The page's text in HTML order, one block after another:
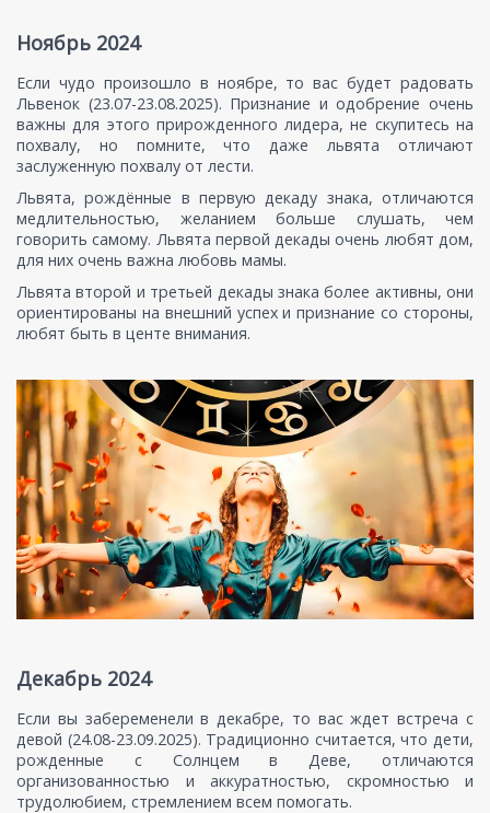
Ноябрь 2024
Если чудо произошло в ноябре, то вас будет радовать
Львенок (23.07-23.08.2025). Признание и одобрение очень
важны для этого прирожденного лидера, не скупитесь на
похвалу, но помните, что даже львята отличают
заслуженную похвалу от лести.
Львята, рождённые в первую декаду знака, отличаются
медлительностью, желанием больше слушать, чем
говорить самому. Львята первой декады очень любят дом,
для них очень важна любовь мамы.
Львята второй и третьей декады знака более активны, они
ориентированы на внешний успех и признание со стороны,
любят быть в центе внимания.
Декабрь 2024
Если вы забеременели в декабре, то вас ждет встреча с
девой (24.08-23.09.2025). Традиционно считается, что дети,
рожденные с Солнцем в Деве, отличаются
организованностью и аккуратностью, скромностью и
трудолюбием, стремлением всем помогать.